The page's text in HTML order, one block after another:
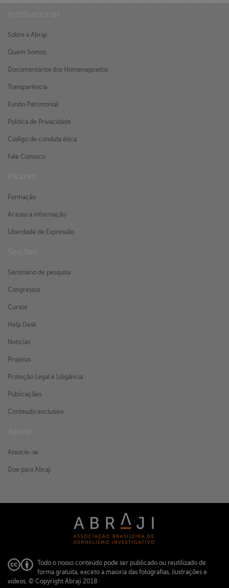
Sobre a Abraji
Quem Somos
Documentários dos Homenageados
Transparência
Fundo Patrimonial
Política de Privacidade
Código de conduta ética
Fale Conosco
Formação
Acesso à informação
Liberdade de Expressão
Seminário de pesquisa
Congressos
Cursos
Help Desk
Notícias
Projetos
Proteção Legal e Litigância
Publicações
Conteúdo exclusivo
Associe-se
Doe para Abraji
Todo o nosso conteúdo pode ser publicado ou reutilizado de
forma gratuita, exceto a maioria das fotografias, ilustrações e
vídeos. © Copyright Abraji 2018